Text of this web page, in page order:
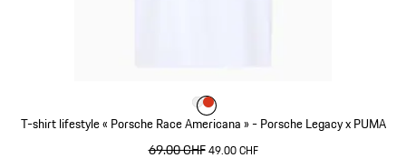
T-shirt lifestyle « Porsche Race Americana » - Porsche Legacy x PUMA
prix initial
69.00 CHFprix de vente
49.00 CHF
Couleur
Couleur
Couleur